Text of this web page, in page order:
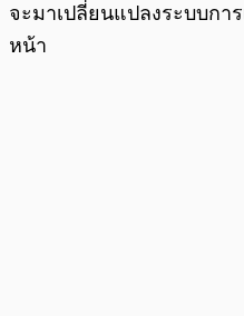
จะมาเปลี่ยนแปลงระบบกา
หน้า